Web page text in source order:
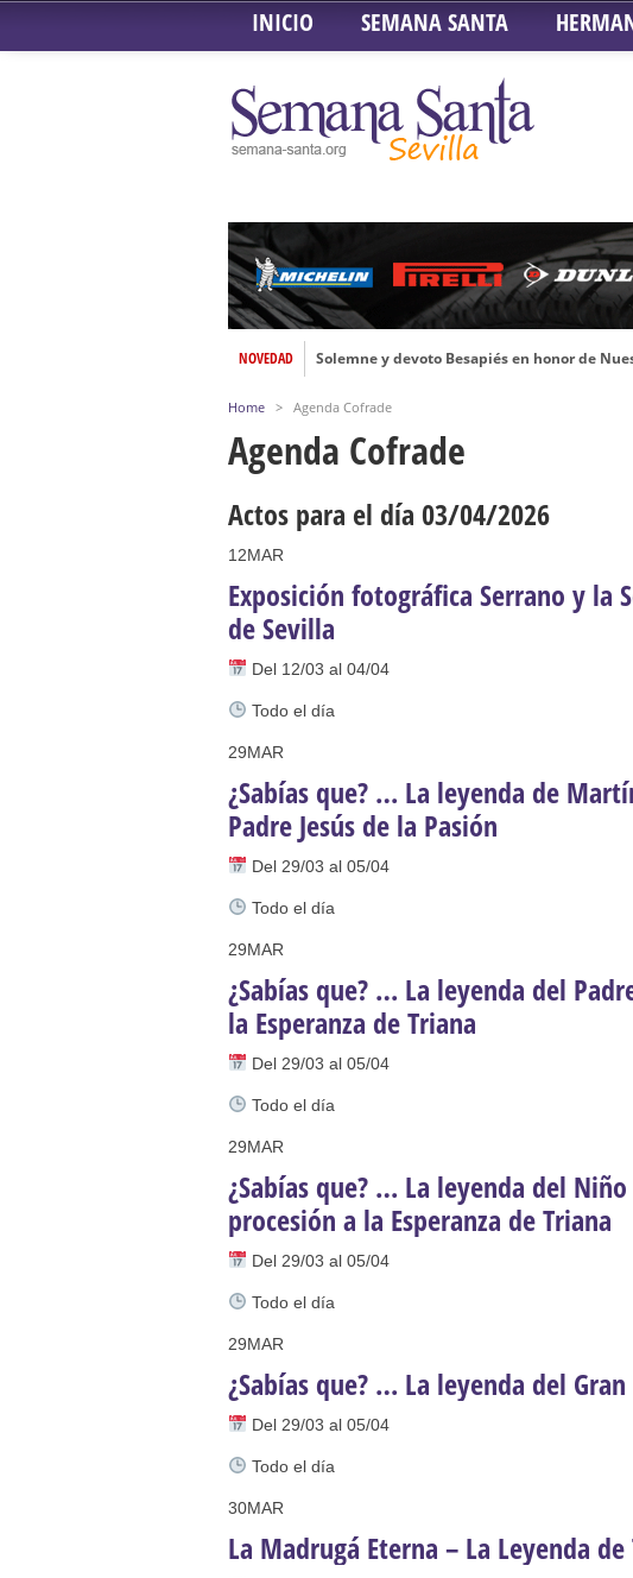
INICIO SEMANA SANTA
NOVEDAD
Solemne y devoto Besapiés en honor de
Función de la Anunciación del Señor ante el
Besamanos al Señor del Gran Poder de Sevilla
Besapié y Besamano en la Quinta Angustia
Gitanos: Besamanos del Señor de la Salud
Besamanos del Señor de la Divina
Home > Agenda Cofrade
Agenda Cofrade
Actos para el día 03/04/2026
12MAR
Exposición fotográfica Serrano y la
de Sevilla
Del 12/03 al 04/04
Todo el día
29MAR
¿Sabías que? … La leyenda de
Padre Jesús de la Pasión
Del 29/03 al 05/04
Todo el día
29MAR
¿Sabías que? … La leyenda del
la Esperanza de Triana
Del 29/03 al 05/04
Todo el día
29MAR
¿Sabías que? … La leyenda del
procesión a la Esperanza de Triana
Del 29/03 al 05/04
Todo el día
29MAR
¿Sabías que? … La leyenda del
Del 29/03 al 05/04
Todo el día
30MAR
La Madrugá Eterna – La Leyenda de